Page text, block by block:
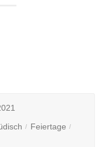
Feiertage